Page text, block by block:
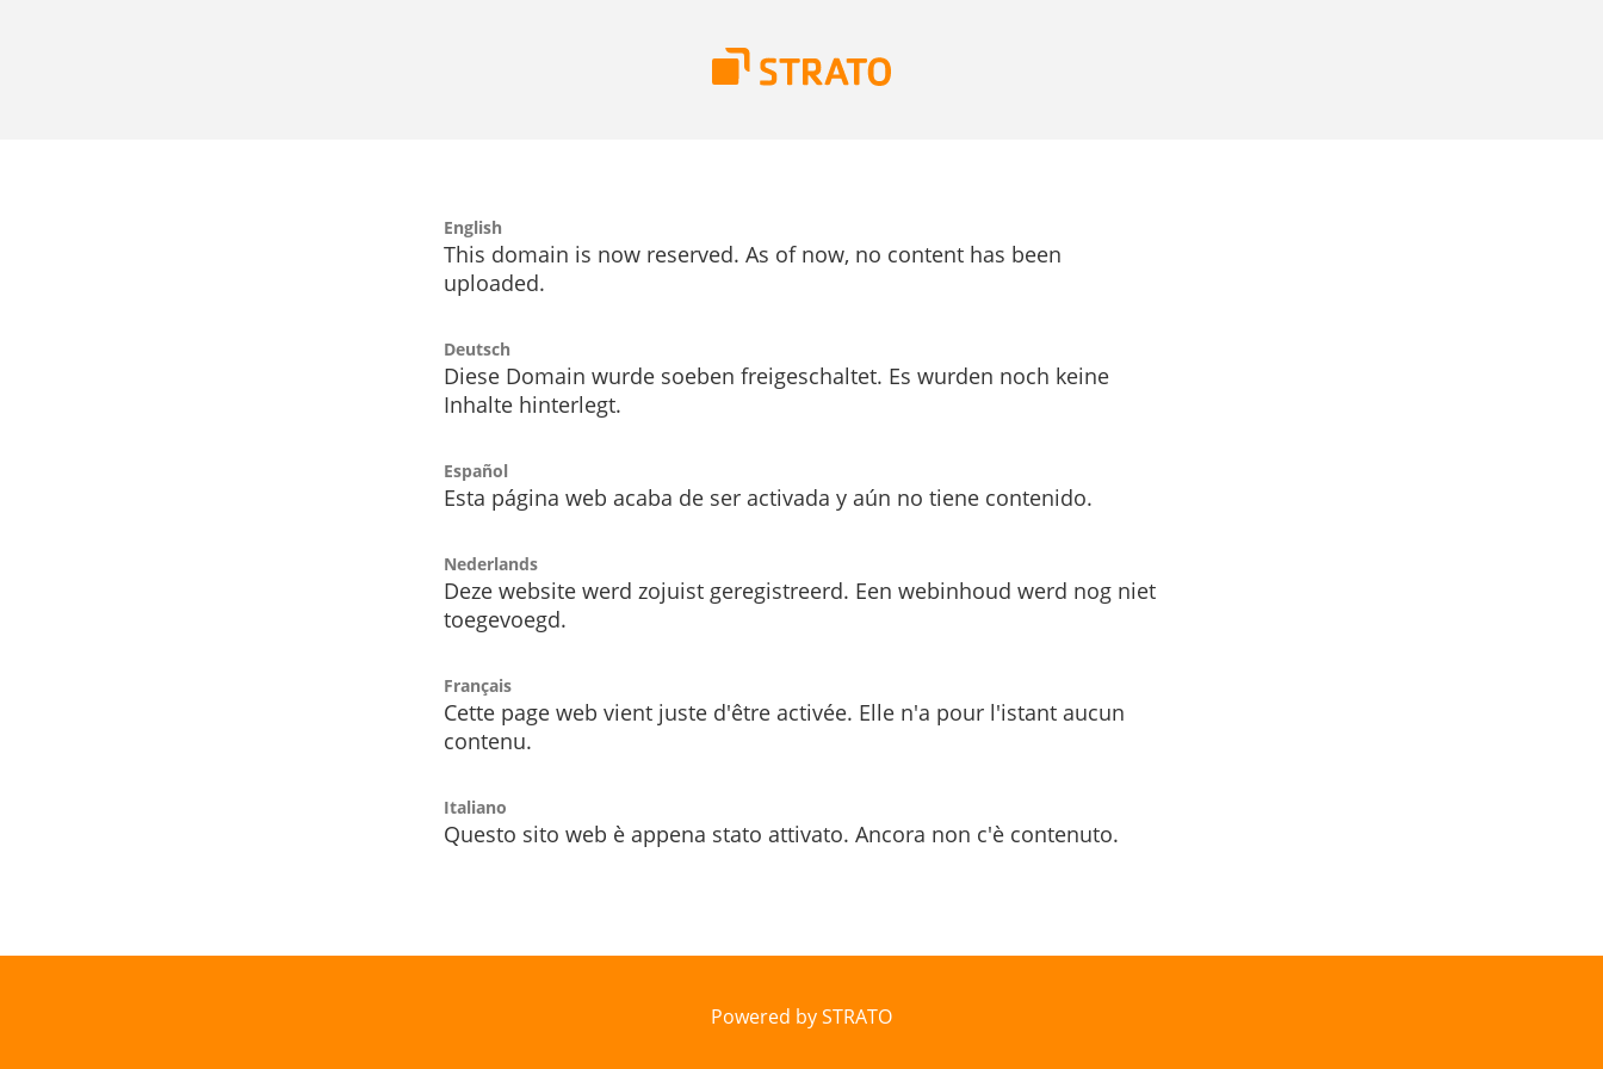
English
This domain is now reserved. As of now, no content has been
uploaded.
Deutsch
Diese Domain wurde soeben freigeschaltet. Es wurden noch keine
Inhalte hinterlegt.
Español
Esta página web acaba de ser activada y aún no tiene contenido.
Nederlands
Deze website werd zojuist geregistreerd. Een webinhoud werd nog niet
toegevoegd.
Français
Cette page web vient juste d'être activée. Elle n'a pour l'istant aucun
contenu.
Italiano
Questo sito web è appena stato attivato. Ancora non c'è contenuto.
Powered by STRATO